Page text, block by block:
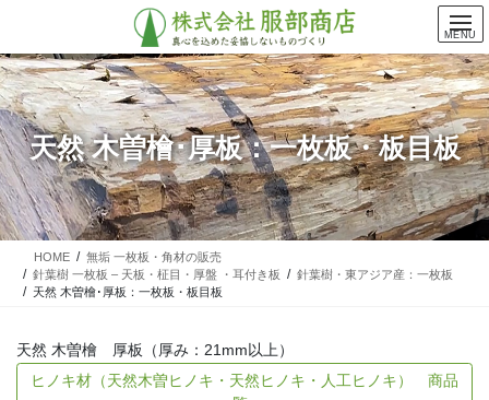
テ
ン
ツ
に
移
動
ゲ
ー
シ
ョ
ン
に
移
動
天然 木曽檜･厚板：一枚板・板目板
HOME
無垢 一枚板・角材の販売
針葉樹 一枚板 – 天板・柾目・厚盤 ・耳付き板
針葉樹・東アジア産：一枚板
天然 木曽檜･厚板：一枚板・板目板
天然 木曽檜 厚板（厚み：21mm以上）
ヒノキ材（天然木曽ヒノキ・天然ヒノキ・人工ヒノキ） 商品
MENU